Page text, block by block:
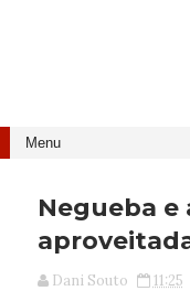
Negueba e
Dani Souto 11:25